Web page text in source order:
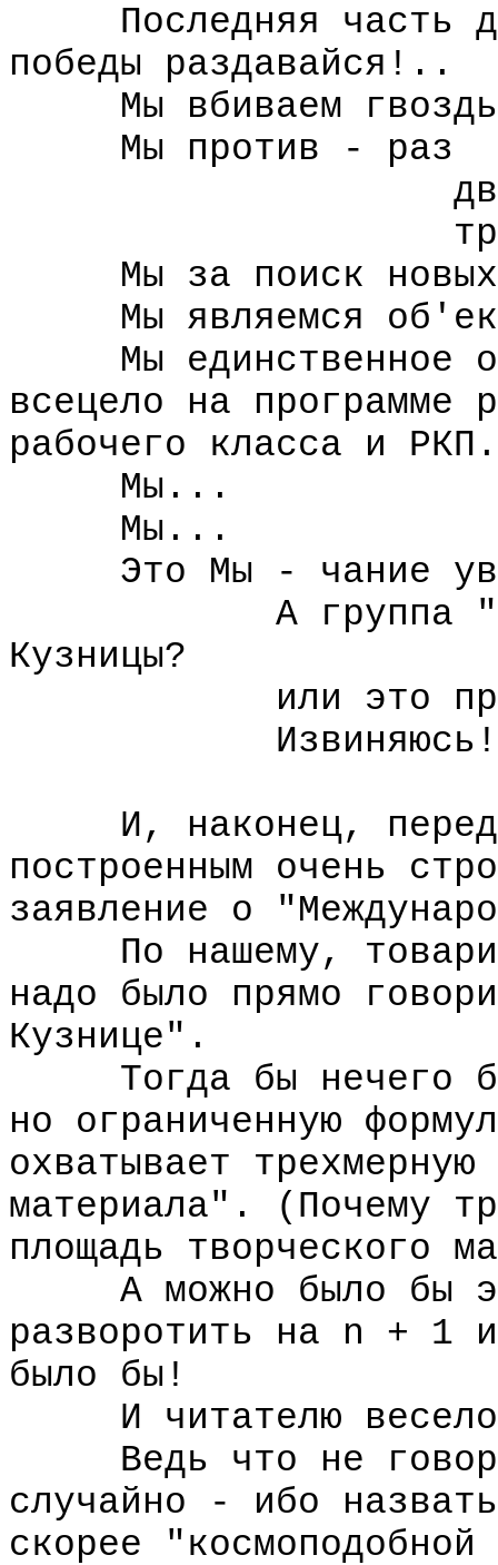
Последняя часть
победы раздавайся!..
Мы вбиваем
Мы против - раз
Мы за поиск новых
Мы являемся
Мы единственное
всецело на программе
рабочего класса и РКП.
Мы...
Мы...
Это Мы - чание
А группа
Кузницы?
или это просто
Извиняюсь!
И, наконец, перед
построенным очень
заявление о
По нашему,
надо было прямо
Кузнице".
Тогда бы нечего
но ограниченную
охватывает
материала". (Почему
площадь творческого
А можно было бы
разворотить на n + 1
было бы!
И читателю
Ведь что не
случайно - ибо
скорее